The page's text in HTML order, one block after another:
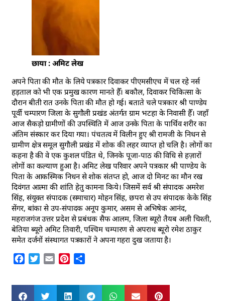
छाया : अमिट लेख
अपने पिता की मौत के लिये पत्रकार दिवाकर पीएमसीएच में चल रहे नर्स
हड़ताल को भी एक प्रमुख कारण मानते हैँ। बकौल, दिवाकर चिकित्सा के
दौरान बीती रात उनके पिता की मौत हो गई। बताते चले पत्रकार श्री पाण्डेय
पूर्वी चम्पारण जिला के सुगौली प्रखंड अंतर्गत ग्राम भटहा के निवासी हैँ। जहाँ
आज सैकड़ो ग्रामीणों की उपस्थिति में आज उनके पिता के पार्थिव शरीर का
अंतिम संस्कार कर दिया गया। पंचतत्व में विलीन हुए श्री रामजी के निधन से
ग्रामीण क्षेत्र समूल सुगौली प्रखंड में शोक की लहर व्याप्त हो चलि है। लोगों का
कहना है की वे एक कुशल पंडित थे, जिनके पूजा-पाठ की विधि से हज़ारों
लोगों का कल्याण हुआ है। अमिट लेख परिवार अपने पत्रकार श्री पाण्डेय के
पिता के आकस्मिक निधन से शोक संतप्त हो, आज दो मिनट का मौन रख
दिवंगत आत्मा की शांति हेतु कामना किये। जिसमें सर्व श्री संपादक अमरेश
सिंह, संयुक्त संपादक (समाचार) मोहन सिंह, छपरा से उप संपादक केके सिंह
सेंगर, बांका से उप-संपादक अनूप कुमार, असम से अभिषेक आनंद,
महराजगंज उत्तर प्रदेश से प्रबंधक सैफ आलम, जिला ब्यूरो तैयब अली चिश्ती,
बेतिया ब्यूरो अमिट तिवारी, पश्चिम चम्पारण से अपराध ब्यूरो रमेश ठाकुर
समेत दर्जनों संस्थागत पत्रकारों ने अपना गहरा दुख जताया है।
Facebook
Twitter
Email Pinterest